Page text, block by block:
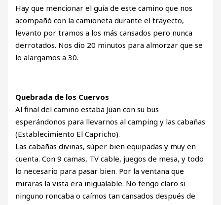
Hay que mencionar el guía de este camino que nos
acompañó con la camioneta durante el trayecto,
levanto por tramos a los más cansados pero nunca
derrotados. Nos dio 20 minutos para almorzar que se
lo alargamos a 30.
Quebrada de los Cuervos
Al final del camino estaba Juan con su bus
esperándonos para llevarnos al camping y las cabañas
(Establecimiento El Capricho).
Las cabañas divinas, súper bien equipadas y muy en
cuenta. Con 9 camas, TV cable, juegos de mesa, y todo
lo necesario para pasar bien. Por la ventana que
miraras la vista era inigualable. No tengo claro si
ninguno roncaba o caímos tan cansados después de